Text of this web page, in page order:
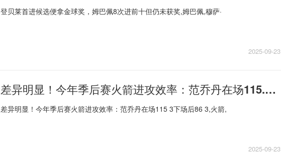
登贝莱首进候选便拿金球奖，姆巴佩8次进前十但仍未获奖,姆巴佩,穆萨·
2025-09-23
差异明显！今年季后赛火箭进攻效率：范乔丹在场115.3 下场后86.3|焦点快看
差异明显！今年季后赛火箭进攻效率：范乔丹在场115 3下场后86 3,火箭,
2025-09-23